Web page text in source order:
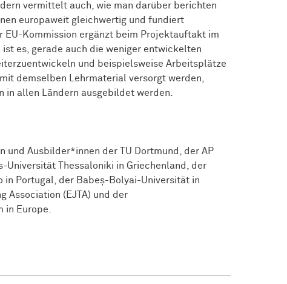
vermittelt auch, wie man darüber berichten
europaweit gleichwertig und fundiert
EU-Kommission ergänzt beim Projektauftakt im
es, gerade auch die weniger entwickelten
und beispielsweise Arbeitsplätze
demselben Lehrmaterial versorgt werden,
allen Ländern ausgebildet werden.
und Ausbilder*innen der TU Dortmund, der AP
Universität Thessaloniki in Griechenland, der
in Portugal, der Babeș-Bolyai-Universität in
Association (EJTA) und der
in Europe.